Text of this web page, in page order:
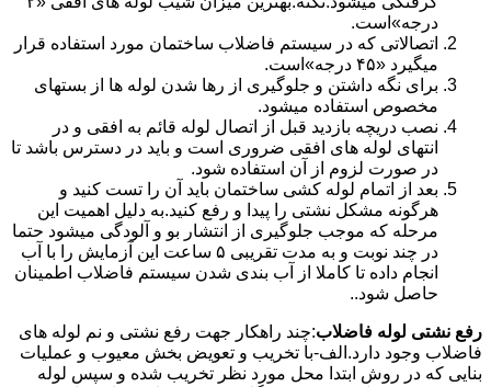
درجه»است.
اتصالاتی که در سیستم فاضلاب ساختمان مورد استفاده قرار
میگیرد «۴۵ درجه»است.
برای نگه داشتن و جلوگیری از رها شدن لوله ها از بستهای
مخصوص استفاده میشود.
نصب دریچه بازدید قبل از اتصال لوله قائم به افقی و در
انتهای لوله های افقی ضروری است و باید در دسترس باشد تا
در صورت لزوم از آن استفاده شود.
بعد از اتمام لوله کشی ساختمان باید آن را تست کنید و
هرگونه مشکل نشتی را پیدا و رفع کنید.به دلیل اهمیت این
مرحله که موجب جلوگیری از انتشار بو و آلودگی میشود حتما
در چند نوبت و به مدت تقریبی ۵ ساعت این آزمایش را با آب
انجام داده تا کاملا از آب بندی شدن سیستم فاضلاب اطمینان
حاصل شود..
رفع نشتی لوله فاضلاب:چند راهکار جهت رفع نشتی و نم لوله های
فاضلاب وجود دارد.الف-با تخریب و تعویض بخش معیوب و عملیات
بنایی که در روش ابتدا محل مورد نظر تخریب شده و سپس لوله